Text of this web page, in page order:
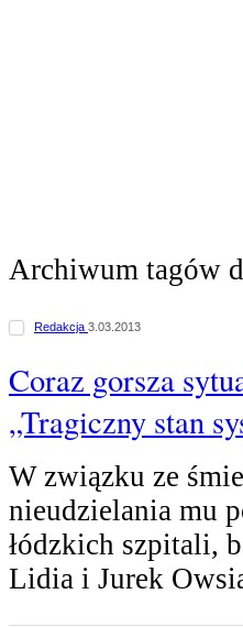
Archiwum tagów
Redakcja 3.03.2013
Coraz gorsza
„Tragiczny stan
W związku ze
nieudzielania mu
łódzkich szpitali,
Lidia i Jurek